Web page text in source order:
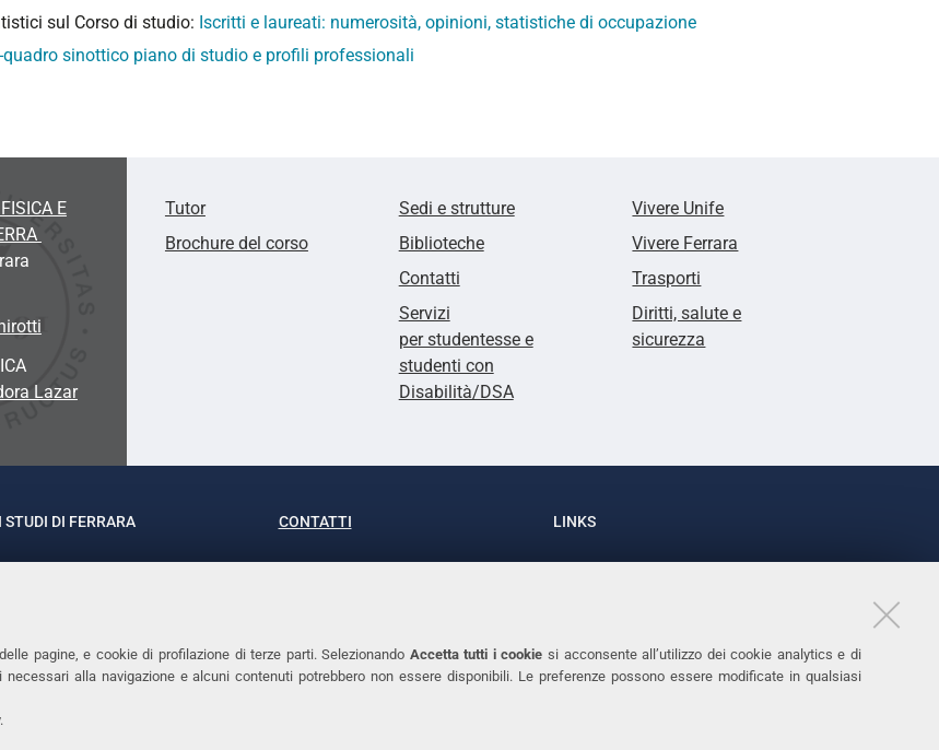
pagine, e cookie di profilazione di terze parti. Selezionando Accetta tutti i cookie si acconsente all’utilizzo dei cookie analytics e di
alla navigazione e alcuni contenuti potrebbero non essere disponibili. Le preferenze possono essere modificate in qualsiasi
.
sul Corso di studio: Iscritti e laureati: numerosità, opinioni, statistiche di occupazione
quadro sinottico piano di studio e profili professionali
E
Lazar
Tutor
Brochure del corso
Sedi e strutture
Biblioteche
Contatti
Servizi
per studentesse e
studenti con
Disabilità/DSA
Vivere Unife
Vivere Ferrara
Trasporti
Diritti, salute e
sicurezza
DI FERRARA
Laura Ramaciotti
CONTATTI
Tel. +39 0532 293111
LINKS
Accessibilità
Cookies